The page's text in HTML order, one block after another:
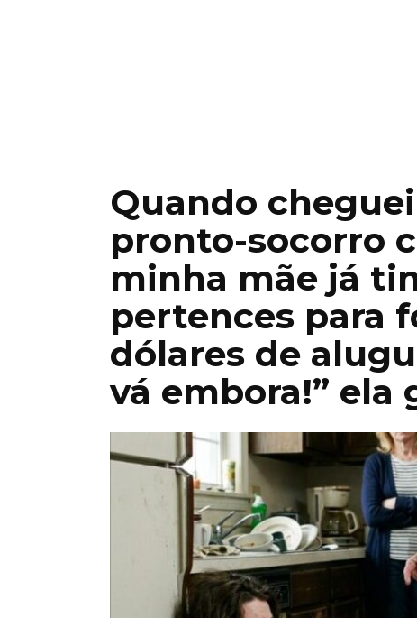
Quando
pronto-socorro
minha mãe já
pertences para
dólares de
vá embora!” ela